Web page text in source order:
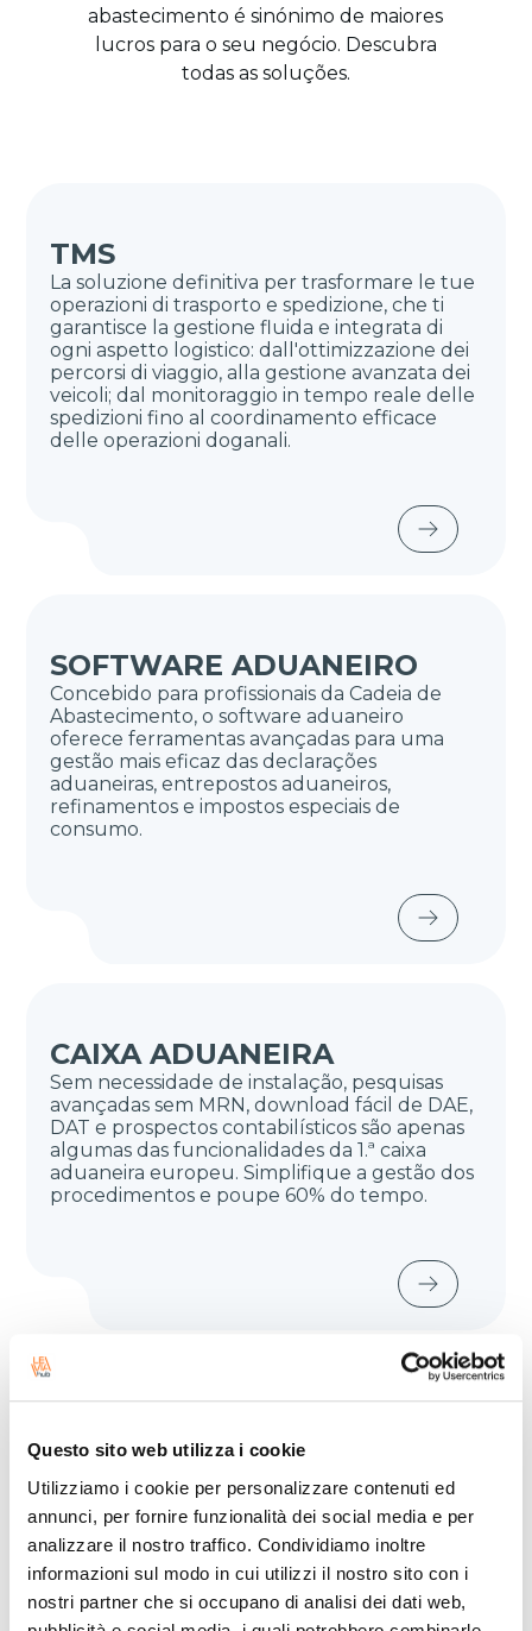
Questo sito web utilizza i cookie
Utilizziamo i cookie per personalizzare contenuti ed
annunci, per fornire funzionalità dei social media e per
analizzare il nostro traffico. Condividiamo inoltre
informazioni sul modo in cui utilizzi il nostro sito con i
nostri partner che si occupano di analisi dei dati web,
abastecimento é sinónimo de maiores
lucros para o seu negócio. Descubra
todas as soluções.
TMS
La soluzione definitiva per trasformare le tue
operazioni di trasporto e spedizione, che ti
garantisce la gestione fluida e integrata di
ogni aspetto logistico: dall'ottimizzazione dei
percorsi di viaggio, alla gestione avanzata dei
veicoli; dal monitoraggio in tempo reale delle
spedizioni fino al coordinamento efficace
delle operazioni doganali.
SOFTWARE ADUANEIRO
Concebido para profissionais da Cadeia de
Abastecimento, o software aduaneiro
oferece ferramentas avançadas para uma
gestão mais eficaz das declarações
aduaneiras, entrepostos aduaneiros,
refinamentos e impostos especiais de
consumo.
CAIXA ADUANEIRA
Sem necessidade de instalação, pesquisas
avançadas sem MRN, download fácil de DAE,
DAT e prospectos contabilísticos são apenas
algumas das funcionalidades da 1.ª caixa
aduaneira europeu. Simplifique a gestão dos
procedimentos e poupe 60% do tempo.
Automatize os
processos com as
soluções para o
comércio e a